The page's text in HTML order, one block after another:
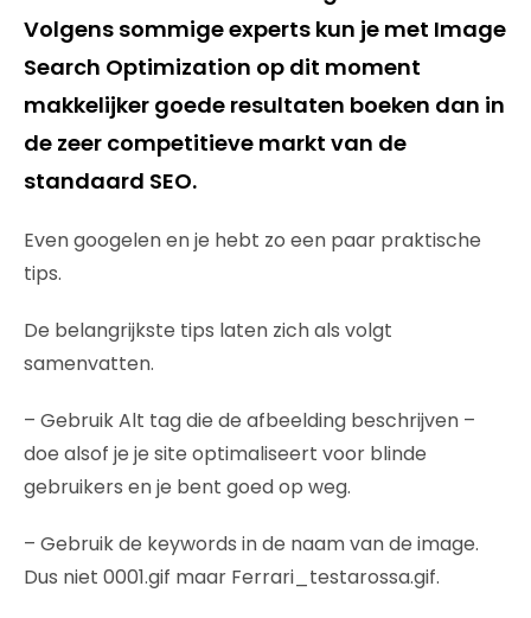
Volgens sommige experts kun je met Image
Search Optimization op dit moment
makkelijker goede resultaten boeken dan in
de zeer competitieve markt van de
standaard SEO.
Even googelen en je hebt zo een paar praktische
tips.
De belangrijkste tips laten zich als volgt
samenvatten.
– Gebruik Alt tag die de afbeelding beschrijven –
doe alsof je je site optimaliseert voor blinde
gebruikers en je bent goed op weg.
– Gebruik de keywords in de naam van de image.
Dus niet 0001.gif maar Ferrari_testarossa.gif.